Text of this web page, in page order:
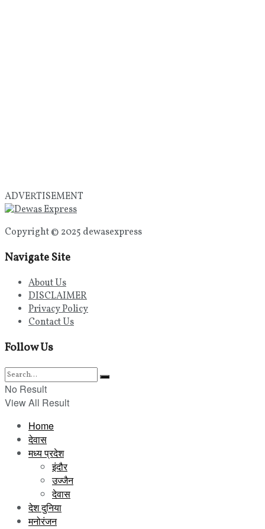
ADVERTISEMENT
Copyright © 2025 dewasexpress
Navigate Site
About Us
DISCLAIMER
Privacy Policy
Contact Us
Follow Us
No Result
View All Result
Home
देवास
मध्य प्रदेश
इंदौर
उज्जैन
देवास
देश दुनिया
मनोरंजन